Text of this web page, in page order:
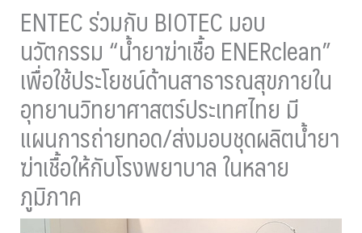
ENTEC ร่วมกับ BIOTEC มอบ
นวัตกรรม “น้ำยาฆ่าเชื้อ ENERclean”
เพื่อใช้ประโยชน์ด้านสาธารณสุขภายใน
อุทยานวิทยาศาสตร์ประเทศไทย มี
แผนการถ่ายทอด/ส่งมอบชุดผลิตน้ำยา
ฆ่าเชื้อให้กับโรงพยาบาล ในหลาย
ภูมิภาค